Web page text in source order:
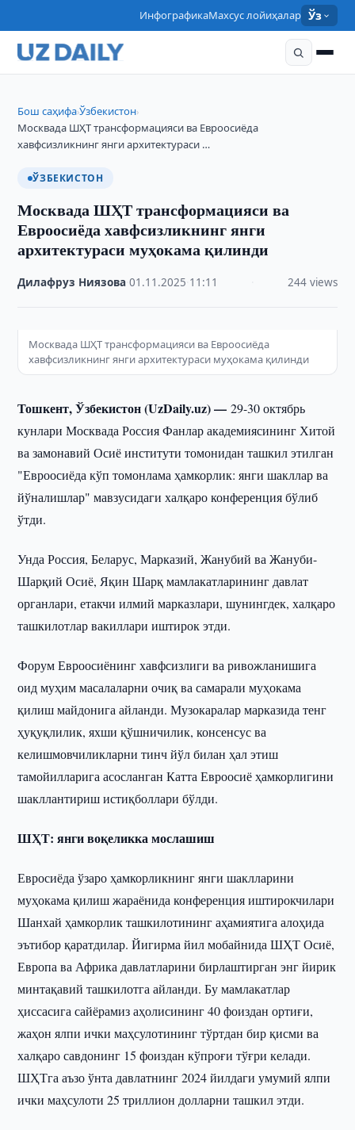
ИнфографикаМахсус лойиҳалар Ўз
Бош саҳифа›Ўзбекистон›
Москвада ШҲТ трансформацияси ва Евроосиёда
хавфсизликнинг янги архитектураси …
ЎЗБЕКИСТОН
Москвада ШҲТ трансформацияси ва
Евроосиёда хавфсизликнинг янги
архитектураси муҳокама қилинди
Дилафруз Ниязова ·01.11.2025 11:11 244 views
Москвада ШҲТ трансформацияси ва Евроосиёда
хавфсизликнинг янги архитектураси муҳокама қилинди
Тошкент, Ўзбекистон (UzDaily.uz) —29-30 октябрь
кунлари Москвада Россия Фанлар академиясининг Хитой
ва замонавий Осиё институти томонидан ташкил этилган
"Евроосиёда кўп томонлама ҳамкорлик: янги шакллар ва
йўналишлар" мавзусидаги халқаро конференция бўлиб
ўтди.
Унда Россия, Беларус, Марказий, Жанубий ва Жануби-
Шарқий Осиё, Яқин Шарқ мамлакатларининг давлат
органлари, етакчи илмий марказлари, шунингдек, халқаро
ташкилотлар вакиллари иштирок этди.
Форум Евроосиёнинг хавфсизлиги ва ривожланишига
оид муҳим масалаларни очиқ ва самарали муҳокама
қилиш майдонига айланди. Музокаралар марказида тенг
ҳуқуқлилик, яхши қўшничилик, консенсус ва
келишмовчиликларни тинч йўл билан ҳал этиш
тамойилларига асосланган Катта Евроосиё ҳамкорлигини
шакллантириш истиқболлари бўлди.
ШҲТ: янги воқеликка мослашиш
Евросиёда ўзаро ҳамкорликнинг янги шаклларини
муҳокама қилиш жараёнида конференция иштирокчилари
Шанхай ҳамкорлик ташкилотининг аҳамиятига алоҳида
эътибор қаратдилар. Йигирма йил мобайнида ШҲТ Осиё,
Европа ва Африка давлатларини бирлаштирган энг йирик
минтақавий ташкилотга айланди. Бу мамлакатлар
ҳиссасига сайёрамиз аҳолисининг 40 фоиздан ортиғи,
жаҳон ялпи ички маҳсулотининг тўртдан бир қисми ва
халқаро савдонинг 15 фоиздан кўпроғи тўғри келади.
ШҲТга аъзо ўнта давлатнинг 2024 йилдаги умумий ялпи
ички маҳсулоти 25 триллион долларни ташкил этди.